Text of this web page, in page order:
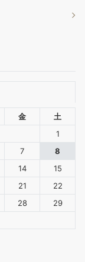
金
土
1
7
8
14
15
21
22
28
29